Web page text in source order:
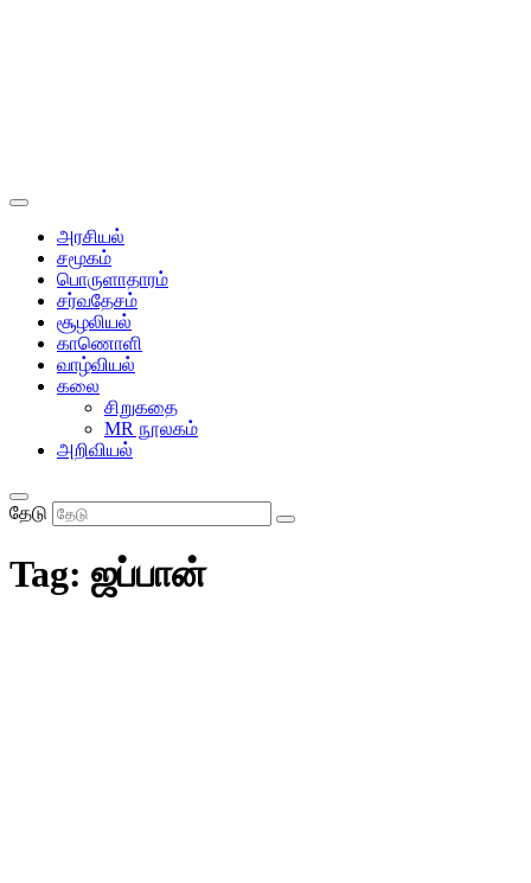
அரசியல்
சமூகம்
பொருளாதாரம்
சர்வதேசம்
சூழலியல்
காணொளி
வாழ்வியல்
கலை
சிறுகதை
MR நூலகம்
அறிவியல்
தேடு
Tag: ஜப்பான்